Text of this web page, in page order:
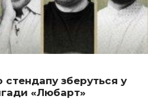
стендапу зберуться у
«Любарт»